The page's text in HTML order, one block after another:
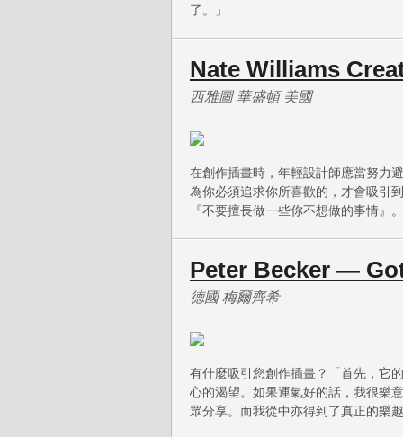
了。」
Nate Williams
西雅圖 華盛頓 美國
在創作插畫時，年輕設計師應當努力
為你必須追求你所喜歡的，才會吸引
『不要擅長做一些你不想做的事情』
Peter Becker —
德國 梅爾齊希
有什麼吸引您創作插畫？「首先，它
心的渴望。如果運氣好的話，我很樂
眾分享。而我從中亦得到了真正的樂